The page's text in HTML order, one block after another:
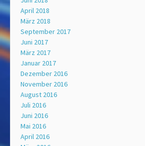
April 2018
März 2018
September 2017
Juni 2017
März 2017
Januar 2017
Dezember 2016
November 2016
August 2016
Juli 2016
Juni 2016
Mai 2016
April 2016